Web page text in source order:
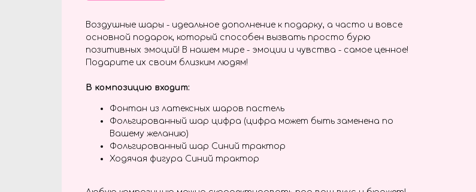
Воздушные шары - идеальное дополнение к подарку, а часто и вовсе
основной подарок, который способен вызвать просто бурю
позитивных эмоций! В нашем мире - эмоции и чувства - самое ценное!
Подарите их своим близким людям!
В композицию входит:
Фонтан из латексных шаров пастель
Фольгированный шар цифра (цифра может быть заменена по
Вашему желанию)
Фольгированный шар Синий трактор
Ходячая фигура Синий трактор